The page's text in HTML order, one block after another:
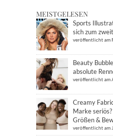
MEISTGELESEN
Sports
sich zum
veröffentlicht am
Beauty
absolute
veröffentlicht am
Creamy
Marke
Größen &
veröffentlicht am